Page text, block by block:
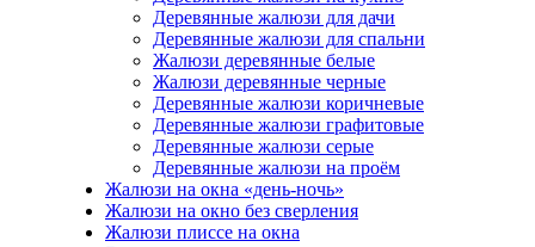
Деревянные жалюзи для дачи
Деревянные жалюзи для спальни
Жалюзи деревянные белые
Жалюзи деревянные черные
Деревянные жалюзи коричневые
Деревянные жалюзи графитовые
Деревянные жалюзи серые
Деревянные жалюзи на проём
Жалюзи на окна «день-ночь»
Жалюзи на окно без сверления
Жалюзи плиссе на окна